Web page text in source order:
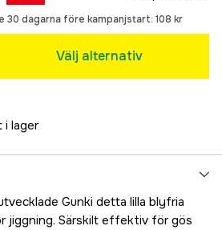
30 dagarna före kampanjstart: 108 kr
Välj alternativ
i lager
Gunki detta lilla blyfria
jiggning. Särskilt effektiv för gös